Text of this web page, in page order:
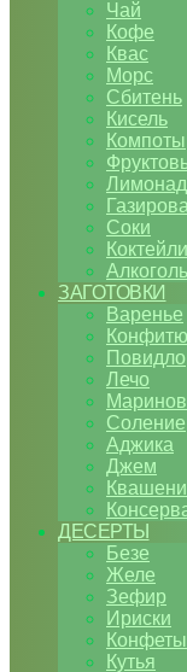
Чай
Кофе
Квас
Морс
Сбитень
Кисель
Компоты
Лимонад
Соки
Коктейли
ЗАГОТОВКИ
Варенье
Повидло
Лечо
Соление
Аджика
Джем
ДЕСЕРТЫ
Безе
Желе
Зефир
Ириски
Конфеты
Кутья